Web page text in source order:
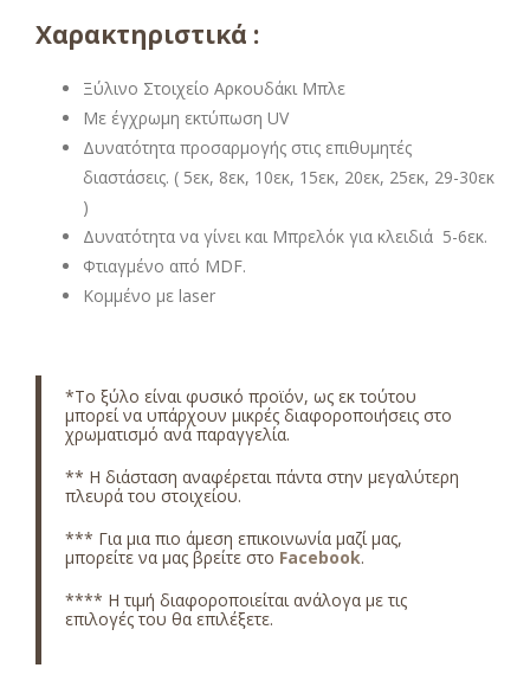
Χαρακτηριστικά :
Ξύλινο Στοιχείο Αρκουδάκι Μπλε
Με έγχρωμη εκτύπωση UV
Δυνατότητα προσαρμογής στις επιθυμητές
διαστάσεις. ( 5εκ, 8εκ, 10εκ, 15εκ, 20εκ, 25εκ, 29-30εκ
)
Δυνατότητα να γίνει και Μπρελόκ για κλειδιά 5-6εκ.
Φτιαγμένο από MDF.
Κομμένο με laser
*Το ξύλο είναι φυσικό προϊόν, ως εκ τούτου
μπορεί να υπάρχουν μικρές διαφοροποιήσεις στο
χρωματισμό ανά παραγγελία.
** Η διάσταση αναφέρεται πάντα στην μεγαλύτερη
πλευρά του στοιχείου.
*** Για μια πιο άμεση επικοινωνία μαζί μας,
μπορείτε να μας βρείτε στο Facebook.
**** Η τιμή διαφοροποιείται ανάλογα με τις
επιλογές του θα επιλέξετε.